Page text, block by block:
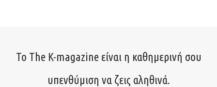
Το The K-magazine είναι η καθημερινή σου
υπενθύμιση να ζεις αληθινά.